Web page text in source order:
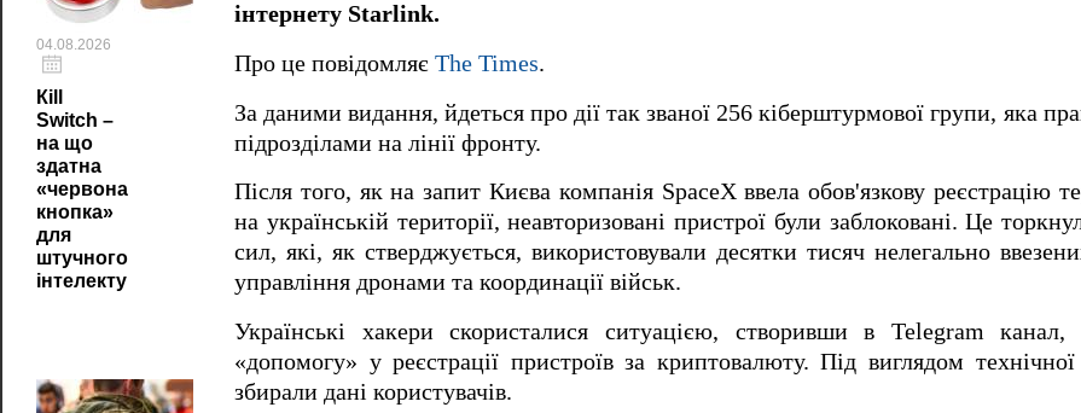
04.08.2026
Кill
Switch –
на що
здатна
«червона
кнопка»
для
штучного
інтелекту
інтернету Starlink.
Про це повідомляє The Times.
За даними видання, йдеться про дії так званої 256 кіберштурмової групи, яка
підрозділами на лінії фронту.
Після того, як на запит Києва компанія SpaceX ввела обов'язкову реєстрацію
на українській території, неавторизовані пристрої були заблоковані. Це
сил, які, як стверджується, використовували десятки тисяч нелегально
управління дронами та координації військ.
Українські хакери скористалися ситуацією, створивши в Telegram
«допомогу» у реєстрації пристроїв за криптовалюту. Під виглядом
збирали дані користувачів.